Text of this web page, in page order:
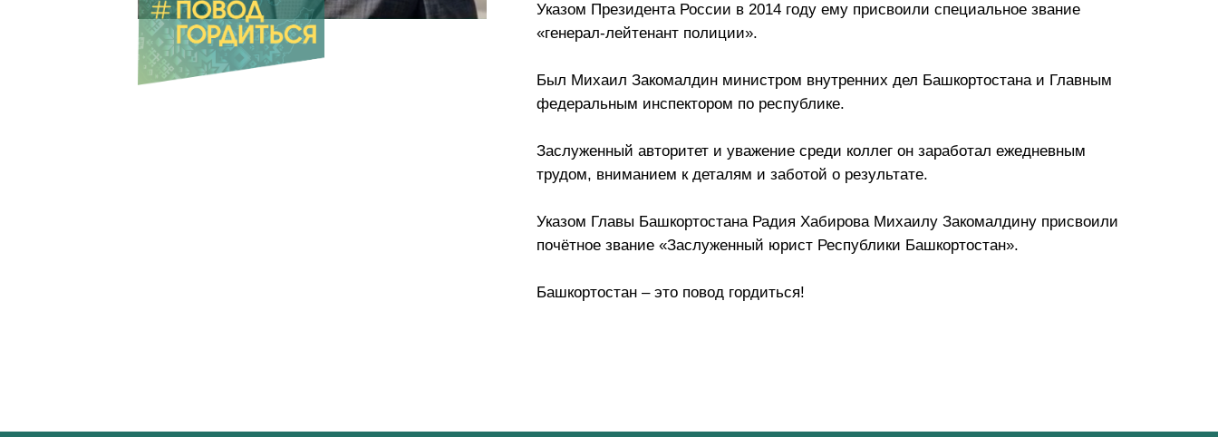
Указом Президента России в 2014 году ему присвоили специальное звание
«генерал-лейтенант полиции».
Был Михаил Закомалдин министром внутренних дел Башкортостана и Главным
федеральным инспектором по республике.
Заслуженный авторитет и уважение среди коллег он заработал ежедневным
трудом, вниманием к деталям и заботой о результате.
Указом Главы Башкортостана Радия Хабирова Михаилу Закомалдину присвоили
почётное звание «Заслуженный юрист Республики Башкортостан».
Башкортостан – это повод гордиться!